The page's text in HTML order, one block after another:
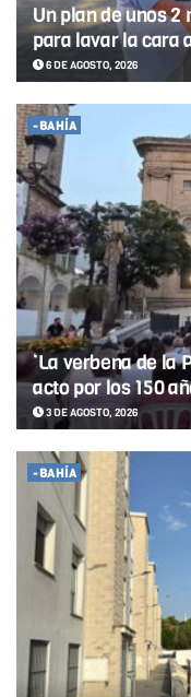
Un plan de unos
para lavar la cara
6 DE AGOSTO, 2026
-BAHÍA
‘La verbena de la
acto por los 150
3 DE AGOSTO, 2026
-BAHÍA